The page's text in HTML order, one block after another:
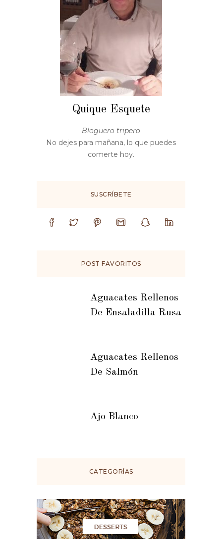
Quique Esquete
Bloguero tripero
No dejes para mañana, lo que puedes
comerte hoy.
SUSCRÍBETE
POST FAVORITOS
Aguacates Rellenos
De Ensaladilla Rusa
Aguacates Rellenos
De Salmón
Ajo Blanco
CATEGORÍAS